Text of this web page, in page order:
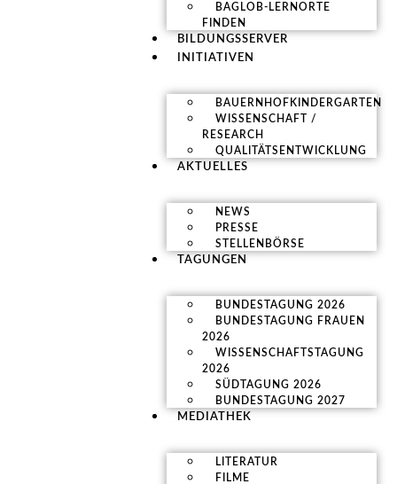
BAGLOB-LERNORTE
FINDEN
BILDUNGSSERVER
INITIATIVEN
BAUERNHOFKINDERGARTEN
WISSENSCHAFT /
RESEARCH
QUALITÄTSENTWICKLUNG
AKTUELLES
NEWS
PRESSE
STELLENBÖRSE
TAGUNGEN
BUNDESTAGUNG 2026
BUNDESTAGUNG FRAUEN
2026
WISSENSCHAFTSTAGUNG
2026
SÜDTAGUNG 2026
BUNDESTAGUNG 2027
MEDIATHEK
LITERATUR
FILME